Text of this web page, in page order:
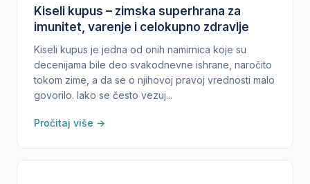
Kiseli kupus – zimska superhrana za
imunitet, varenje i celokupno zdravlje
Kiseli kupus je jedna od onih namirnica koje su
decenijama bile deo svakodnevne ishrane, naročito
tokom zime, a da se o njihovoj pravoj vrednosti malo
govorilo. Iako se često vezuj...
Pročitaj više →